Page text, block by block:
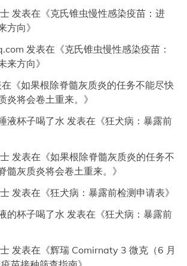
发表在《克氏锥虫慢性感染疫苗：进
方向》
发表在《克氏锥虫慢性感染疫苗：
来方向》
《如果根除脊髓灰质炎的任务不能尽快
炎将会卷土重来。 》
液杯子喝了水 发表在《狂犬病：暴露前
发表在《如果根除脊髓灰质炎的任务不
髓灰质炎将会卷土重来。 》
发表在《狂犬病：暴露前检测申请表》
的杯子喝了水 发表在《狂犬病：暴露前
发表在《辉瑞 Comirnaty 3 微克（6 月